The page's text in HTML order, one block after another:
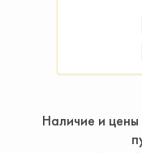
Наличие и